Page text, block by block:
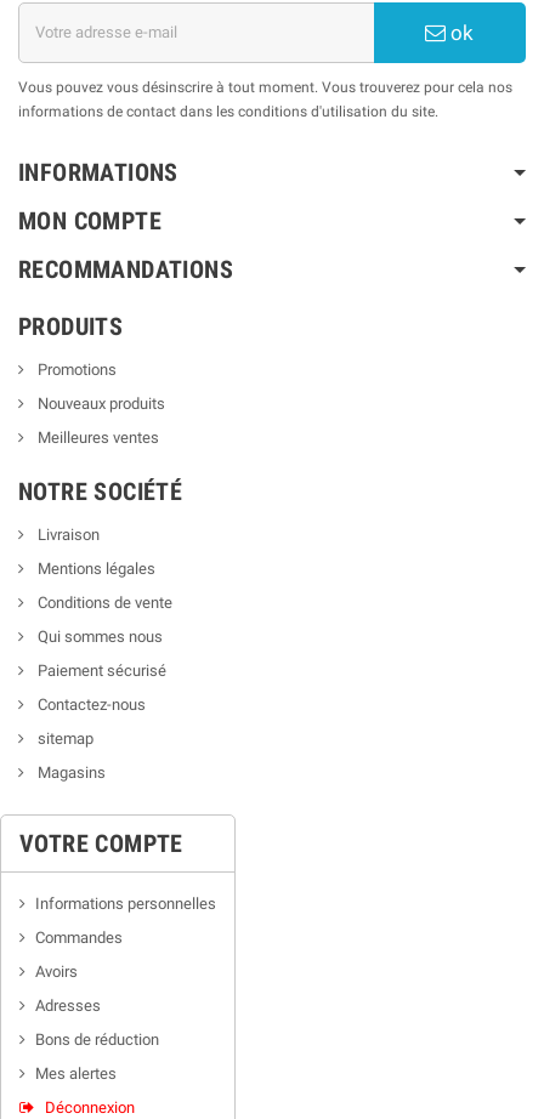
ok
Vous pouvez vous désinscrire à tout moment. Vous trouverez pour cela nos
informations de contact dans les conditions d'utilisation du site.
INFORMATIONS
MON COMPTE
RECOMMANDATIONS
PRODUITS
Promotions
Nouveaux produits
Meilleures ventes
NOTRE SOCIÉTÉ
Livraison
Mentions légales
Conditions de vente
Qui sommes nous
Paiement sécurisé
Contactez-nous
sitemap
Magasins
VOTRE COMPTE
Informations personnelles
Commandes
Avoirs
Adresses
Bons de réduction
Mes alertes
Déconnexion